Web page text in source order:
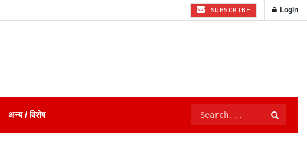
SUBSCRIBE Login
अन्य / विशेष